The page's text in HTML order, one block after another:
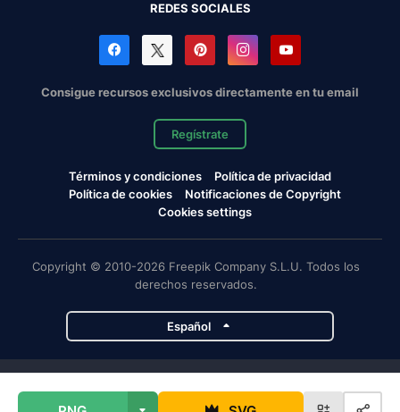
REDES SOCIALES
Consigue recursos exclusivos directamente en tu email
Regístrate
Términos y condiciones
Política de privacidad
Política de cookies
Notificaciones de Copyright
Cookies settings
Copyright © 2010-2026 Freepik Company S.L.U. Todos los
derechos reservados.
Español